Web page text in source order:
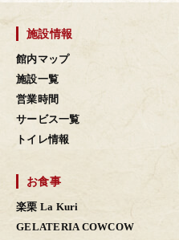
施設情報
館内マップ
施設一覧
営業時間
サービス一覧
トイレ情報
お食事
楽栗 La Kuri
GELATERIA COWCOW